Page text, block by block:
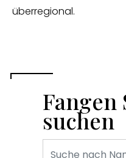
überregional.
Fangen
suchen